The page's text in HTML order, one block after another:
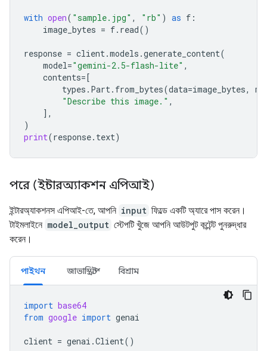
with open( "sample.jpg" , "rb" ) as f :
image_bytes = f. read()
response = client.models .generate_content(
model="gemini-2.5-flash-lite" ,
contents=[
types . Part. from_bytes(data=image_bytes,
"Describe this image." ,
],
)
print(response. text)
পরে (ইন্টারঅ্যাকশন এপিআই)
ইন্টারঅ্যাকশনস এপিআই-তে, আপনি input ফিল্ডে একটি অ্যারে পাস করেন।
টাইমলাইনে model_output স্টেপটি খুঁজে আপনি আউটপুট কন্টেন্ট পুনরুদ্ধার
করেন।
পাইথন জাভাস্ক্রিপ্ট বিশ্রাম
import base64
from google import genai
client = genai .Client()